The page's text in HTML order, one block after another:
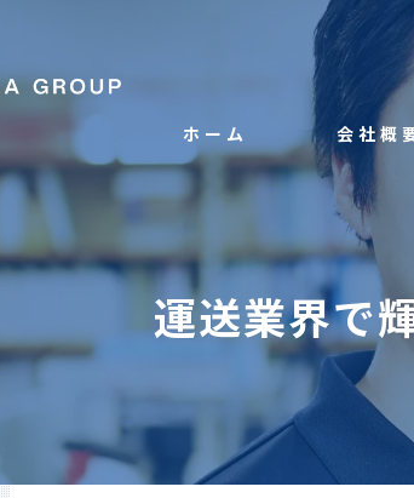
ホーム 会社概
代表挨拶
ビジョン
事業案内
運送業界で